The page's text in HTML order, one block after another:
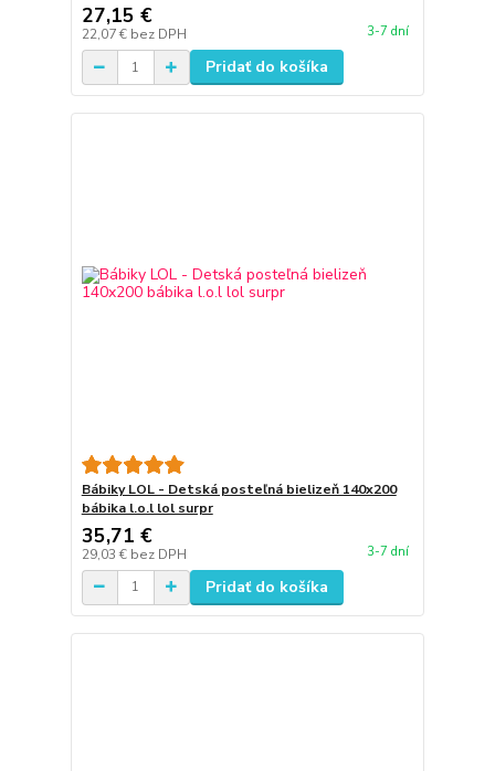
27,15 €
22,07 € bez DPH 3-7 dní
Pridať do košíka
Bábiky LOL - Detská posteľná bielizeň 140x200
bábika l.o.l lol surpr
35,71 €
29,03 € bez DPH 3-7 dní
Pridať do košíka